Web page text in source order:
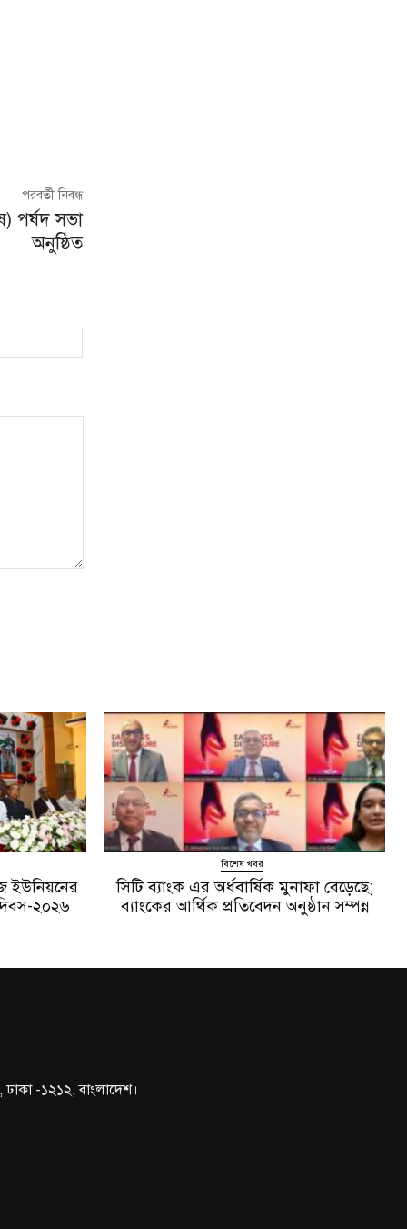
পরবর্তী নিবন্ধ
পর্ষদ সভা
অনুষ্ঠিত
ইউনিয়নের
২০২৬
বিশেষ খবর
সিটি ব্যাংক এর অর্ধবার্ষিক মুনাফা বেড়েছে;
ব্যাংকের আর্থিক প্রতিবেদন অনুষ্ঠান সম্পন্ন
-১২১২, বাংলাদেশ।